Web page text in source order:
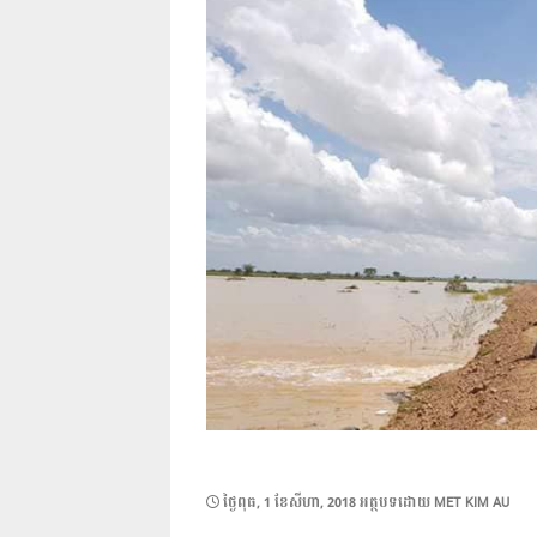
POSTED
ថ្ងៃ​ពុធ, 1 ខែ​សីហា, 2018អត្ថបទដោយ MET KIM AU